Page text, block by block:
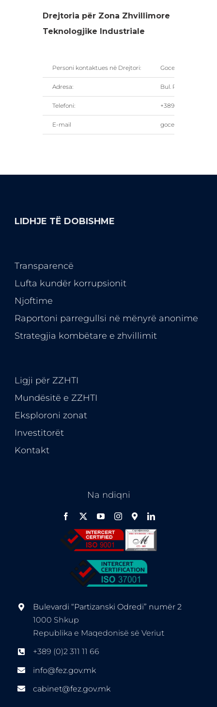
Drejtoria për Zona Zhvillimore
Teknologjike Industriale
Personi kontaktues në Drejtori: Goce Dimovski,
Adresa: Bul. Partizanski
Telefoni: +389 2 311 11 66
E-mail
LIDHJE TË DOBISHME
Transparencë
Lufta kundër korrupsionit
Njoftime
Raportoni parregullsi në mënyrë anonime
Strategjia kombëtare e zhvillimit
Ligji për ZZHTI
Mundësitë e ZZHTI
Eksploroni zonat
Investitorët
Kontakt
Na ndiqni
Bulevardi “Partizanski Odredi” numër 2
1000 Shkup
Republika e Maqedonisë së Veriut
+389 (0)2 311 11 66
info@fez.gov.mk
cabinet@fez.gov.mk